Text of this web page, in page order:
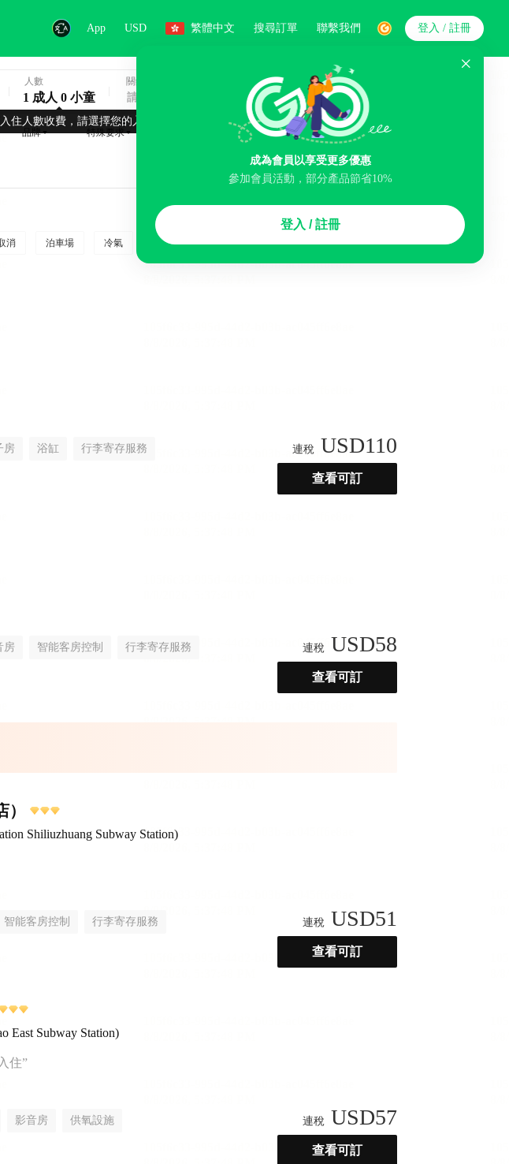
App USD 繁體中文 搜尋訂單 聯繫我們
成為會員以享受更多優惠
參加會員活動，部分產品節省10%
登入 / 註冊
登入 / 註冊
住人數收費，請選擇您的入住人數
人數
1 成人 0 小童
關鍵字
搜索
品牌 特殊要求
消 泊車場 冷氣 浴缸 洗衣服務 機場接駁服務
房 浴缸 行李寄存服務 連稅 USD110
查看可訂
房 智能客房控制 行李寄存服務 連稅 USD58
查看可訂
Shiliuzhuang Subway Station)
智能客房控制 行李寄存服務 連稅 USD51
查看可訂
East Subway Station)
住”
影音房 供氧設施 連稅 USD57
查看可訂